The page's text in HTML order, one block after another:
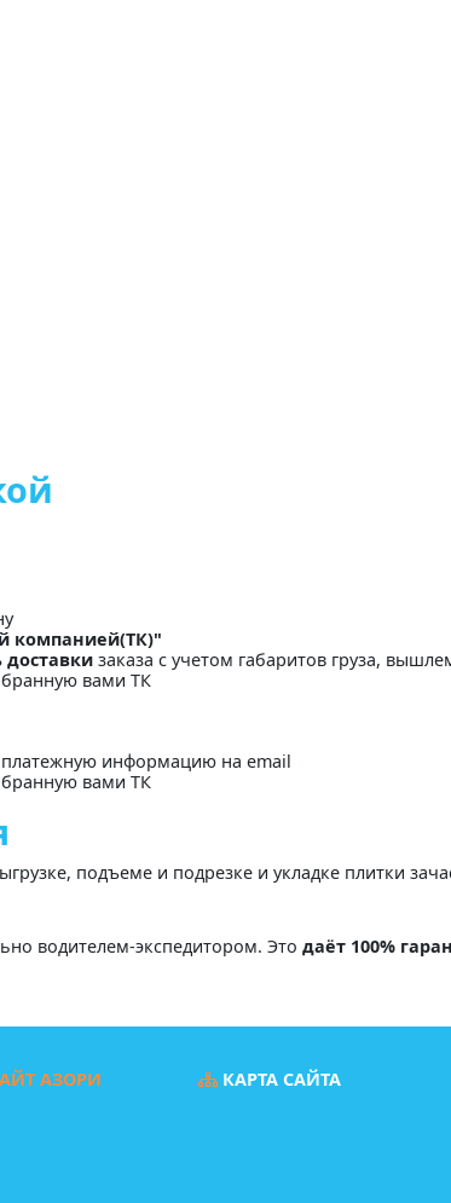
компанией(ТК)"
заказа с учетом габаритов груза,
вами ТК
информацию на email
вами ТК
подъеме и подрезке и укладке плитки
водителем-экспедитором. Это даёт 100%
АЗОРИ
КАРТА САЙТА